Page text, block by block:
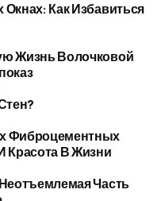
Как Избавиться
Жизнь Волочковой
Фиброцементных
Красота В Жизни
Часть